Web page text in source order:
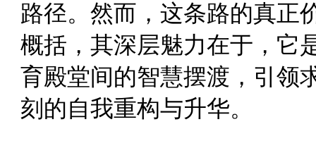
路径。然而，这条路的真正
概括，其深层魅力在于，它
育殿堂间的智慧摆渡，引领
刻的自我重构与升华。